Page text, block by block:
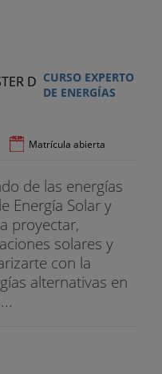
CURSO EXPERTO
DE ENERGÍAS
Matrícula abierta
de las energías
Energía Solar y
proyectar,
solares y
con la
alternativas en